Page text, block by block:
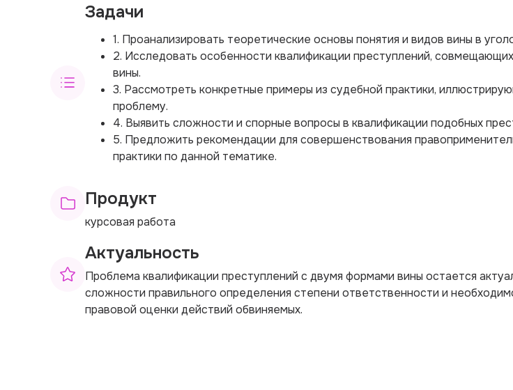
Задачи
1. Проанализировать теоретические основы понятия и видов вины в
2. Исследовать особенности квалификации преступлений,
вины.
3. Рассмотреть конкретные примеры из судебной практики,
проблему.
4. Выявить сложности и спорные вопросы в квалификации подобных
5. Предложить рекомендации для совершенствования
практики по данной тематике.
Продукт
курсовая работа
Актуальность
Проблема квалификации преступлений с двумя формами вины остается
сложности правильного определения степени ответственности и
правовой оценки действий обвиняемых.